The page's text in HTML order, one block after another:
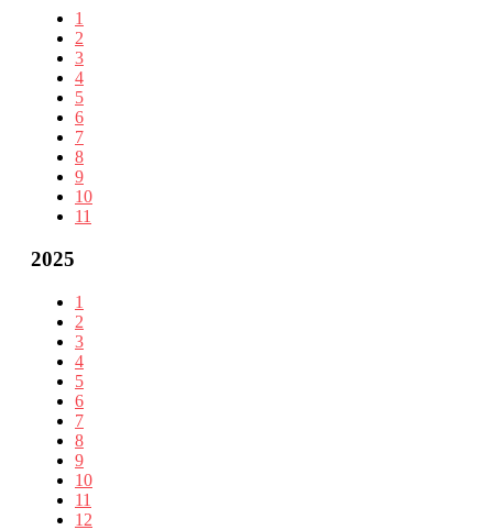
1
2
3
4
5
6
7
8
9
10
11
2025
1
2
3
4
5
6
7
8
9
10
11
12